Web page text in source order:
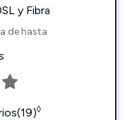
y Fibra
de hasta
◊